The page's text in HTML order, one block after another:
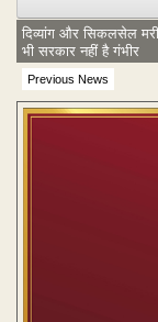
Previous News
दिव्यांग और सिकलसेल
भी सरकार नहीं है गंभीर